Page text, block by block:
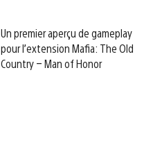
Un premier aperçu de gameplay
pour l’extension Mafia: The Old
Country – Man of Honor